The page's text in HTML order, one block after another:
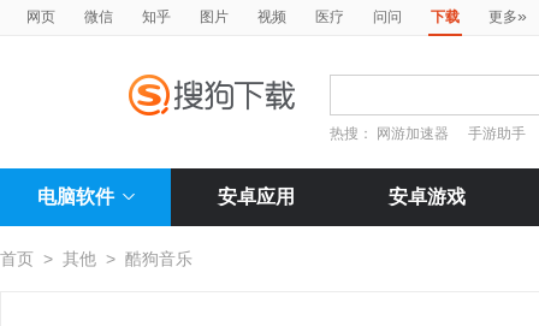
网页 微信 知乎 图片 视频 医疗 问问 下载 更多»
热搜： 网游加速器 手游助手
电脑软件 安卓应用 安卓游戏
首页 > 其他 > 酷狗音乐